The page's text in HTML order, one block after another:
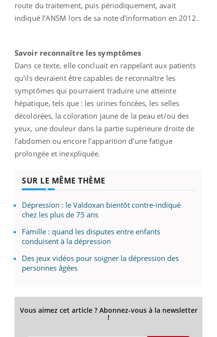
route du traitement, puis périodiquement, avait
indiqué l’ANSM lors de sa note d’information en 2012.
Savoir reconnaître les symptômes
Dans ce texte, elle concluait en rappelant aux patients
qu'ils devraient être capables de reconnaître les
symptômes qui pourraient traduire une atteinte
hépatique, tels que : les urines foncées, les selles
décolorées, la coloration jaune de la peau et/ou des
yeux, une douleur dans la partie supérieure droite de
l’abdomen ou encore l’apparition d’une fatigue
prolongée et inexpliquée.
SUR LE MÊME THÈME
Dépression : le Valdoxan bientôt contre-indiqué
chez les plus de 75 ans
Famille : quand les disputes entre enfants
conduisent à la dépression
Des jeux vidéos pour soigner la dépression des
personnes âgées
Vous aimez cet article ? Abonnez-vous à la newsletter
!